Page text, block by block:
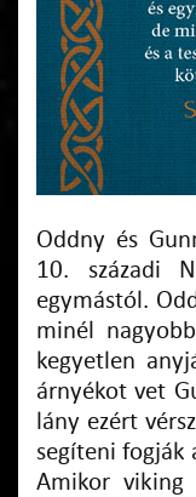
Oddny és
10. századi
egymástól.
minél
kegyetlen
árnyékot vet
lány ezért
segíteni fogják
Amikor viking